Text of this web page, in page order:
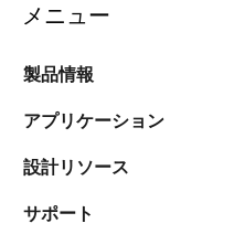
メニュー
製品情報
アプリケーション
設計リソース
サポート
パ
ン
く
ず
E/Eアーキテクチャ向けSW
E/Eアーキ
Platform と
ズ(8)；
フトウェア開